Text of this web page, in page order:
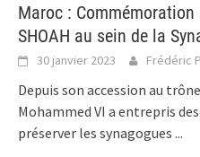
Maroc :
SHOAH au sein de la
30 janvier 2023 Frédéric
Depuis son accession au
Mohammed VI a entrepris
préserver les synagogues ...